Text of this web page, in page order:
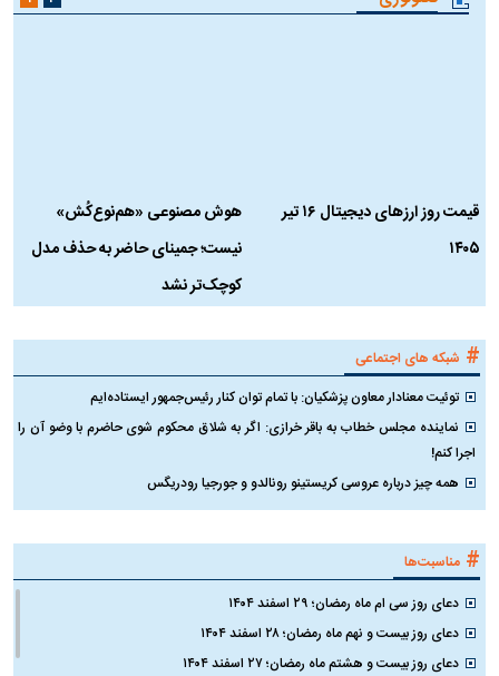
قیمت روز ارز‌های دیجیتال ۱۶ تیر
۱۴۰۵
هوش مصنوعی «هم‌نوع‌کُش»
نیست؛ جمینای حاضر به حذف مدل
کوچک‌تر نشد
# شبکه های اجتماعی
توئیت معنادار معاون پزشکیان: با تمام توان کنار رئیس‌جمهور ایستاده‌ایم
نماینده مجلس خطاب به باقر خرازی: اگر به شلاق محکوم شوی حاضرم با وضو آن را
اجرا کنم!
همه چیز درباره عروسی کریستینو رونالدو و جورجیا رودریگس
# مناسبت‌ها
دعای روز سی ام ماه رمضان؛ ۲۹ اسفند ۱۴۰۴
دعای روز بیست و نهم ماه رمضان؛ ۲۸ اسفند ۱۴۰۴
دعای روز بیست و هشتم ماه رمضان؛ ۲۷ اسفند ۱۴۰۴